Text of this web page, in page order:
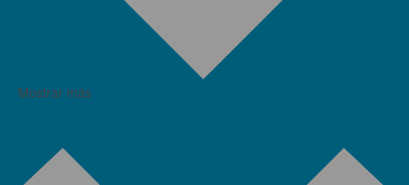
Mostrar más